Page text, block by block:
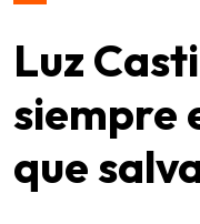
Luz
siempre
que